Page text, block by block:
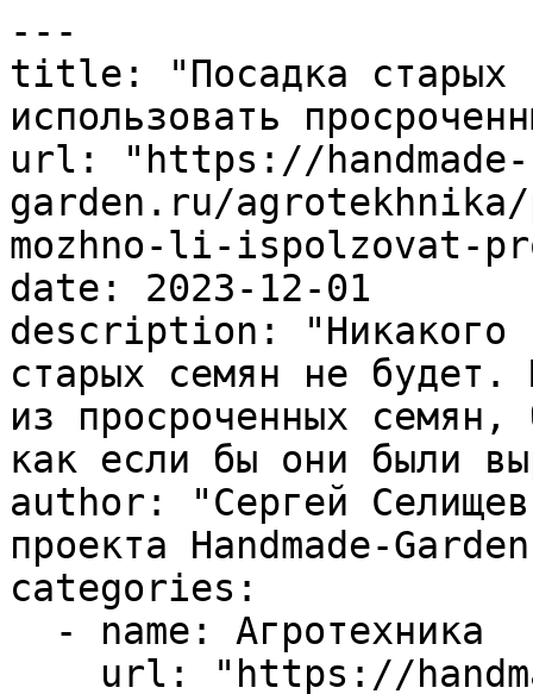
---
title: "Посадка старых
использовать
url: "https://handmade-
garden.ru/agrotekhnika/
mozhno-li-ispolzovat-
date: 2023-12-01
description: "Никакого
старых семян не будет.
из просроченных
как если бы они были
author: "Сергей
проекта Handmade-
categories: